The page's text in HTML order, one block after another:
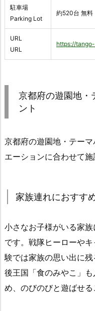
駐車場
Parking Lot
約520台 無料
URL
URL
https://
京都府の遊園地・
ント
京都府の遊園地・テー
エーションに合わせて施
家族連れにおすす
小さなお子様がいる家
です。戦隊ヒーローや
験では家族の思い出に
後王国「食のみやこ」
め、のびのびと遊ばせる